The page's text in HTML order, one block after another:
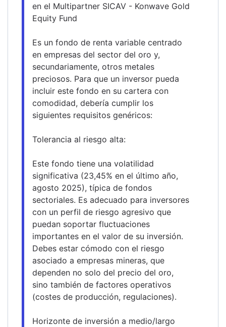
en el Multipartner SICAV - Konwave Gold
Equity Fund
Es un fondo de renta variable centrado
en empresas del sector del oro y,
secundariamente, otros metales
preciosos. Para que un inversor pueda
incluir este fondo en su cartera con
comodidad, debería cumplir los
siguientes requisitos genéricos:
Tolerancia al riesgo alta:
Este fondo tiene una volatilidad
significativa (23,45% en el último año,
agosto 2025), típica de fondos
sectoriales. Es adecuado para inversores
con un perfil de riesgo agresivo que
puedan soportar fluctuaciones
importantes en el valor de su inversión.
Debes estar cómodo con el riesgo
asociado a empresas mineras, que
dependen no solo del precio del oro,
sino también de factores operativos
(costes de producción, regulaciones).
Horizonte de inversión a medio/largo